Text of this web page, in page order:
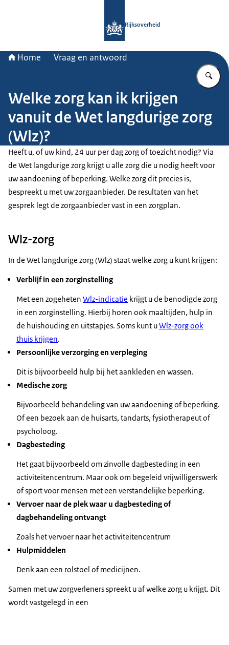
Rijksoverheid
Home Vraag en antwoord
Welke zorg kan ik krijgen
vanuit de Wet langdurige zorg
(Wlz)?
Heeft u, of uw kind, 24 uur per dag zorg of toezicht nodig? Via
de Wet langdurige zorg krijgt u alle zorg die u nodig heeft voor
uw aandoening of beperking. Welke zorg dit precies is,
bespreekt u met uw zorgaanbieder. De resultaten van het
gesprek legt de zorgaanbieder vast in een zorgplan.
Wlz-zorg
In de Wet langdurige zorg (Wlz) staat welke zorg u kunt krijgen:
Verblijf in een zorginstelling
Met een zogeheten Wlz-indicatie krijgt u de benodigde zorg
in een zorginstelling. Hierbij horen ook maaltijden, hulp in
de huishouding en uitstapjes. Soms kunt uWlz-zorg ook
thuis krijgen.
Persoonlijke verzorging en verpleging
Dit is bijvoorbeeld hulp bij het aankleden en wassen.
Medische zorg
Bijvoorbeeld behandeling van uw aandoening of beperking.
Of een bezoek aan de huisarts, tandarts, fysiotherapeut of
psycholoog.
Dagbesteding
Het gaat bijvoorbeeld om zinvolle dagbesteding in een
activiteitencentrum. Maar ook om begeleid vrijwilligerswerk
of sport voor mensen met een verstandelijke beperking.
Vervoer naar de plek waar u dagbesteding of
dagbehandeling ontvangt
Zoals het vervoer naar het activiteitencentrum
Hulpmiddelen
Denk aan een rolstoel of medicijnen.
Samen met uw zorgverleners spreekt u af welke zorg u krijgt. Dit
wordt vastgelegd in een